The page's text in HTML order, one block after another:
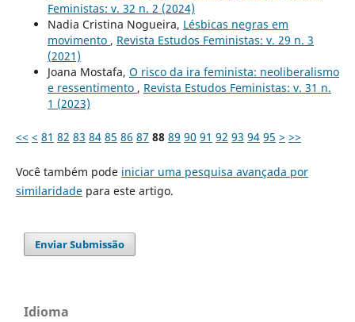
Feministas: v. 32 n. 2 (2024)
Nadia Cristina Nogueira, Lésbicas negras em
movimento , Revista Estudos Feministas: v. 29 n. 3
(2021)
Joana Mostafa, O risco da ira feminista: neoliberalismo
e ressentimento , Revista Estudos Feministas: v. 31 n.
1 (2023)
<< < 81 82 83 84 85 86 87 88 89 90 91 92 93 94 95 > >>
Você também pode iniciar uma pesquisa avançada por
similaridadepara este artigo.
Enviar Submissão
Idioma